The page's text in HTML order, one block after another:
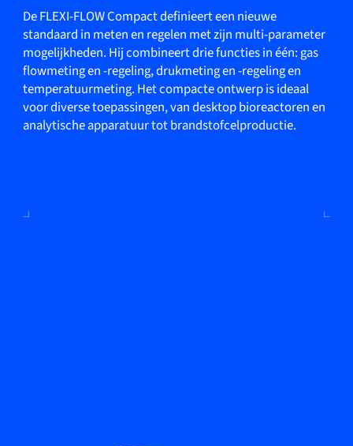
De FLEXI-FLOW Compact definieert een nieuwe
standaard in meten en regelen met zijn multi-parameter
mogelijkheden. Hij combineert drie functies in één: gas
flowmeting en -regeling, drukmeting en -regeling en
temperatuurmeting. Het compacte ontwerp is ideaal
voor diverse toepassingen, van desktop bioreactoren en
analytische apparatuur tot brandstofcelproductie.